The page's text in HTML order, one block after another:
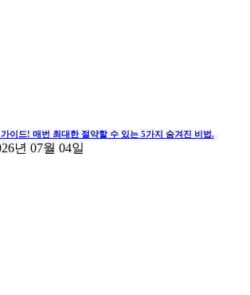
이드! 매번 최대한 절약할 수 있는 5가지 숨겨진 비법.
년 07월 04일